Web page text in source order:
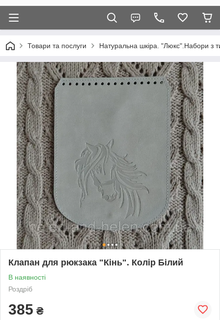
Товари та послуги Натуральна шкіра. "Люкс".Набори з
Клапан для рюкзака "Кiнь". Колір Білий
В наявності
Роздріб
385 ₴